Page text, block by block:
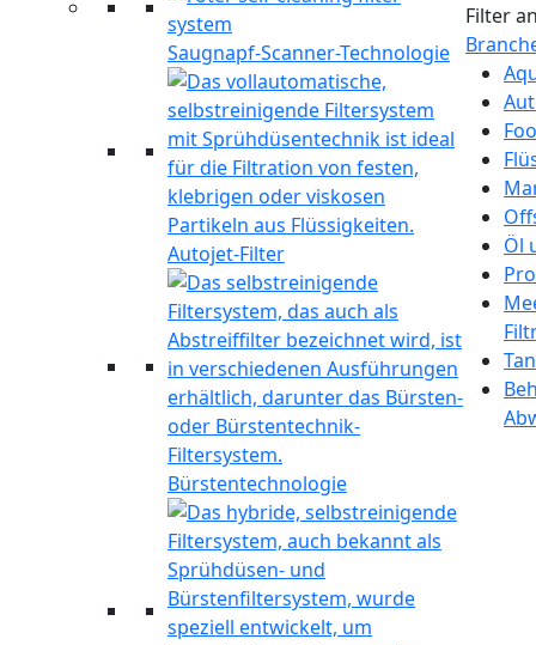
Saugnapf-Scanner-Technologie
Autojet-Filter
Bürstentechnologie
Filter
Öl